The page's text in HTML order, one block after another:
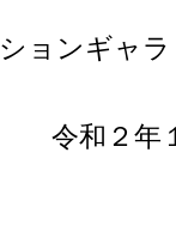
ョンギャラ
２年１０